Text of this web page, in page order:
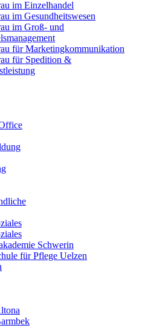
im Einzelhandel
im Gesundheitswesen
im Groß- und
für Marketingkommunikation
für Spedition &
Schwerin
für Pflege Uelzen